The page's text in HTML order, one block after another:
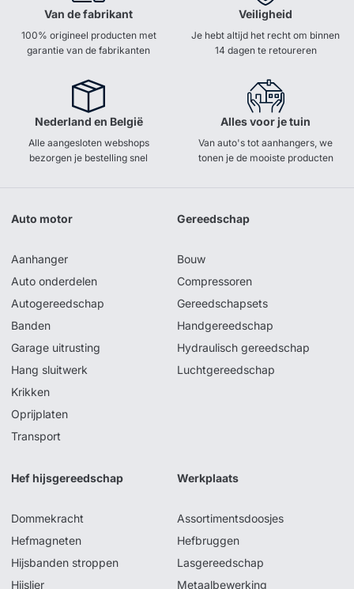
Van de fabrikant
100% origineel producten met
garantie van de fabrikanten
Veiligheid
Je hebt altijd het recht om binnen
14 dagen te retoureren
Nederland en België
Alle aangesloten webshops
bezorgen je bestelling snel
Alles voor je tuin
Van auto's tot aanhangers, we
tonen je de mooiste producten
Auto motor
Aanhanger
Auto onderdelen
Autogereedschap
Banden
Garage uitrusting
Hang sluitwerk
Krikken
Oprijplaten
Transport
Gereedschap
Bouw
Compressoren
Gereedschapsets
Handgereedschap
Hydraulisch gereedschap
Luchtgereedschap
Hef hijsgereedschap
Dommekracht
Hefmagneten
Hijsbanden stroppen
Hijslier
Werkplaats
Assortimentsdoosjes
Hefbruggen
Lasgereedschap
Metaalbewerking